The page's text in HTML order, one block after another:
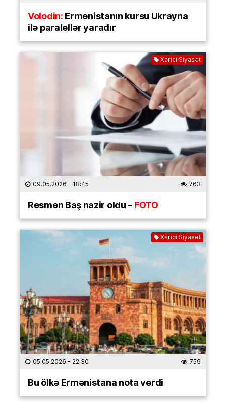
Volodin:Ermənistanın kursu Ukrayna
ilə paralellər yaradır
Xarici Siyasət
09.05.2026 - 18:45 763
Rəsmən Baş nazir oldu –FOTO
Xarici Siyasət
05.05.2026 - 22:30 759
Bu ölkə Ermənistana nota verdi